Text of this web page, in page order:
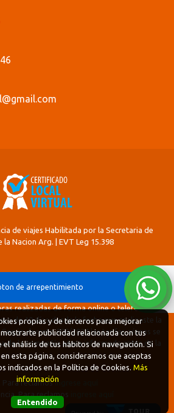
de viajes Habilitada por la Secretaria de
la Nacion Arg. | EVT Leg 15.398
de arrepentimiento
realizadas de forma online o telefonica
de 10 días desde la fecha que realizaste la
decreto 809/2024 las tarifas aéreas se
de la compañía aérea informada antes de la
Para reclamosingrese aquí
Para reclamos
propias y de terceros para mejorar
publicidad relacionada con tus
análisis de tus hábitos de navegación. Si
esta página, consideramos que aceptas
indicados en la Política de Cookies. Más
información
Entendido